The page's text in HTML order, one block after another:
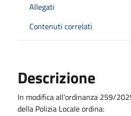
Allegati
Contenuti correlati
Descrizione
In modifica all'ordinanza 259/
della Polizia Locale ordina: